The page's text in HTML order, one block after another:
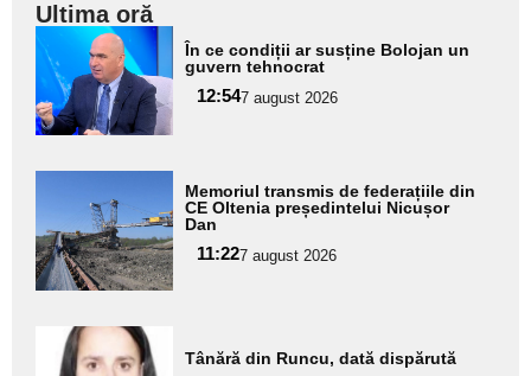
Ultima oră
Adaugă
aici textul
pentru
subtitlu
În ce condiții ar susține Bolojan un
guvern tehnocrat
12:547 august 2026
aici textul
pentru
subtitlu
Memoriul transmis de federațiile din
CE Oltenia președintelui Nicușor
Dan
11:227 august 2026
Adaugă
aici textul
Tânără din Runcu, dată dispărută